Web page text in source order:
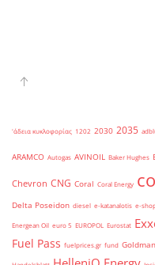
'άδεια κυκλοφορίας 1202 2030 2035
ARAMCO Autogas AVINOIL Baker Hughes
Chevron CNG Coral Coral Energy
Delta Poseidon diesel e-katanalotis e-
Energean Oil euro 5 EUROPOL Eurostat
Fuel Pass fuelprices.gr fund